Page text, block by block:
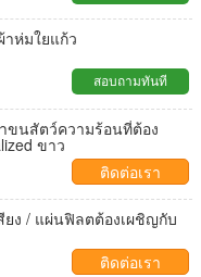
ห่มใยแก้ว
สอบถามทันที
ขนสัตว์ความร้อนที่ต้อง
ขาว
ติดต่อเรา
ง / แผ่นฟิลตต้องเผชิญกับ
ติดต่อเรา